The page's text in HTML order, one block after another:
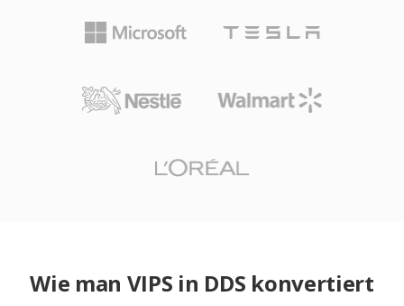
Wie man VIPS in DDS konvertiert